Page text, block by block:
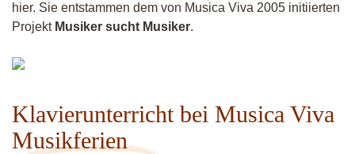
hier. Sie entstammen dem von Musica Viva 2005 initiierten
Projekt Musiker sucht Musiker.
Klavierunterricht bei Musica Viva
Musikferien